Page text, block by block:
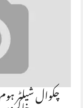
چکوال شیلٹر